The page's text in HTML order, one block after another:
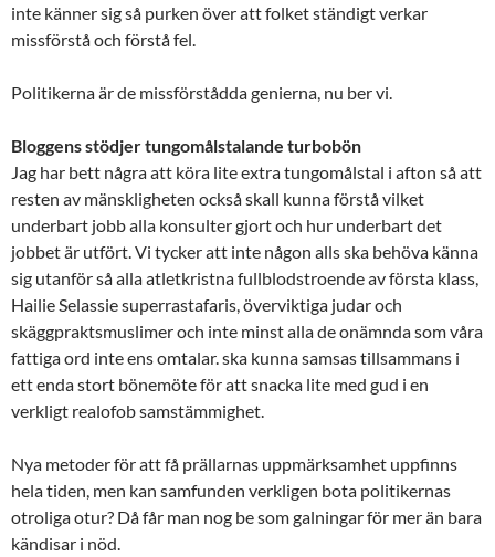
inte känner sig så purken över att folket ständigt verkar
missförstå och förstå fel.
Politikerna är de missförstådda genierna, nu ber vi.
Bloggens stödjer tungomålstalande turbobön
Jag har bett några att köra lite extra tungomålstal i afton så att
resten av mänskligheten också skall kunna förstå vilket
underbart jobb alla konsulter gjort och hur underbart det
jobbet är utfört. Vi tycker att inte någon alls ska behöva känna
sig utanför så alla atletkristna fullblodstroende av första klass,
Hailie Selassie superrastafaris, överviktiga judar och
skäggpraktsmuslimer och inte minst alla de onämnda som våra
fattiga ord inte ens omtalar. ska kunna samsas tillsammans i
ett enda stort bönemöte för att snacka lite med gud i en
verkligt realofob samstämmighet.
Nya metoder för att få prällarnas uppmärksamhet uppfinns
hela tiden, men kan samfunden verkligen bota politikernas
otroliga otur? Då får man nog be som galningar för mer än bara
kändisar i nöd.